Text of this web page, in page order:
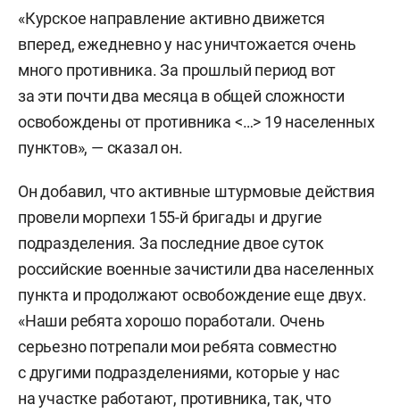
«Курское направление активно движется
вперед, ежедневно у нас уничтожается очень
много противника. За прошлый период вот
за эти почти два месяца в общей сложности
освобождены от противника <…> 19 населенных
пунктов», — сказал он.
Он добавил, что активные штурмовые действия
провели морпехи 155-й бригады и другие
подразделения. За последние двое суток
российские военные зачистили два населенных
пункта и продолжают освобождение еще двух.
«Наши ребята хорошо поработали. Очень
серьезно потрепали мои ребята совместно
с другими подразделениями, которые у нас
на участке работают, противника, так, что